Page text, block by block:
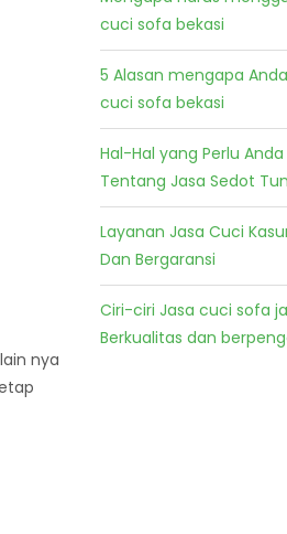
nya
cuci sofa bekasi
5 Alasan mengapa
cuci sofa bekasi
Hal-Hal yang Perlu
Tentang Jasa Sedot
Layanan Jasa Cuci
Dan Bergaransi
Ciri-ciri Jasa cuci sofa
Berkualitas dan